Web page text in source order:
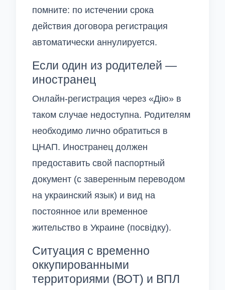
помните: по истечении срока
действия договора регистрация
автоматически аннулируется.
Если один из родителей —
иностранец
Онлайн-регистрация через «Дію» в
таком случае недоступна. Родителям
необходимо лично обратиться в
ЦНАП. Иностранец должен
предоставить свой паспортный
документ (с заверенным переводом
на украинский язык) и вид на
постоянное или временное
жительство в Украине (посвідку).
Ситуация с временно
оккупированными
территориями (ВОТ) и ВПЛ